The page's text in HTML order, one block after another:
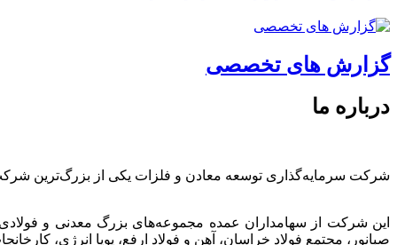
گزارش های تخصصی
درباره ما
شرکت سرمایه‌گذاری توسعه معادن و فلزات یکی از بزرگ‌ترین
این شرکت از سهامداران عمده مجموعه‌های بزرگ معدنی و
صبانور، مجتمع فولاد خراسان، آهن و فولاد ارفع، پویا انرژی،